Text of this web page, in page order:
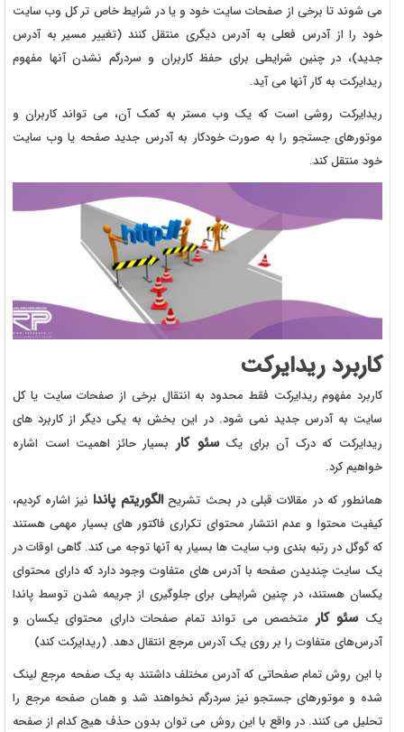
می شوند تا برخی از صفحات سایت خود و یا در شرایط خاص تر کل وب سایت
خود را از آدرس فعلی به آدرس دیگری منتقل کنند (تغییر مسیر به آدرس
جدید)، در چنین شرایطی برای حفظ کاربران و سردرگم نشدن آنها مفهوم
ریدایرکت به کار آنها می آید.
ریدایرکت روشی است که یک وب مستر به کمک آن، می تواند کاربران و
موتورهای جستجو را به صورت خودکار به آدرس جدید صفحه یا وب‌ سایت
خود منتقل کند.
کاربرد ریدایرکت
کاربرد مفهوم ریدایرکت فقط محدود به انتقال برخی از صفحات سایت یا کل
سایت به آدرس جدید نمی شود. در این بخش به یکی دیگر از کاربرد های
ریدایرکت که درک آن برای یکسئو کار بسیار حائز اهمیت است اشاره
خواهیم کرد.
همانطور که در مقالات قبلی در بحث تشریحالگوریتم پاندا نیز اشاره کردیم،
کیفیت محتوا و عدم انتشار محتوای تکراری فاکتور های بسیار مهمی هستند
که گوگل در رتبه بندی وب سایت ها بسیار به آنها توجه می کند. گاهی اوقات در
یک سایت چندیدن صفحه با آدرس های متفاوت وجود دارد که دارای محتوای
یکسان هستند، در چنین شرایطی برای جلوگیری از جریمه شدن توسط پاندا
یکسئو کار متخصص می تواند تمام صفحات دارای محتوای یکسان و
آدرس‌های متفاوت را بر روی یک آدرس مرجع انتقال دهد. (ریدایرکت کند)
با این روش تمام صفحاتی که آدرس مختلف داشتند به یک صفحه مرجع لینک
شده و موتورهای جستجو نیز سردرگم نخواهند شد و همان صفحه مرجع را
تحلیل می کنند. در واقع با این روش می توان بدون حذف هیج کدام از صفحه